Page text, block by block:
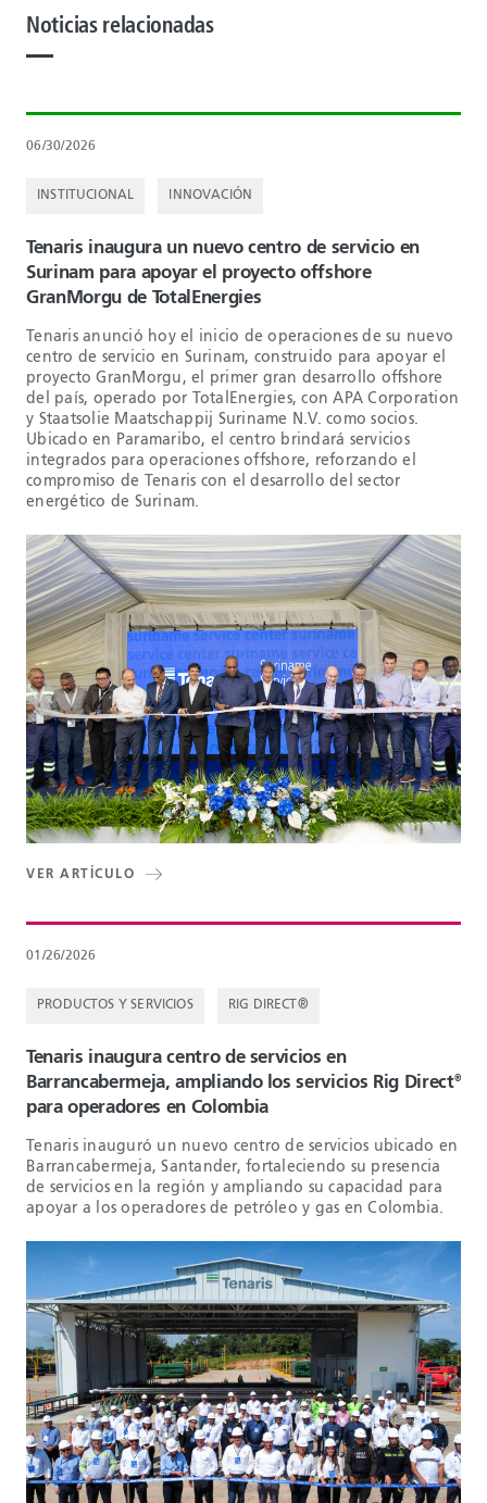
Noticias relacionadas
06/30/2026
INSTITUCIONAL INNOVACIÓN
Tenaris inaugura un nuevo centro de servicio en
Surinam para apoyar el proyecto offshore
GranMorgu de TotalEnergies
Tenaris anunció hoy el inicio de operaciones de su nuevo
centro de servicio en Surinam, construido para apoyar el
proyecto GranMorgu, el primer gran desarrollo offshore
del país, operado por TotalEnergies, con APA Corporation
y Staatsolie Maatschappij Suriname N.V. como socios.
Ubicado en Paramaribo, el centro brindará servicios
integrados para operaciones offshore, reforzando el
compromiso de Tenaris con el desarrollo del sector
energético de Surinam.
VER ARTÍCULO
01/26/2026
PRODUCTOS Y SERVICIOS RIG DIRECT®
Tenaris inaugura centro de servicios en
Barrancabermeja, ampliando los servicios Rig Direct®
para operadores en Colombia
Tenaris inauguró un nuevo centro de servicios ubicado en
Barrancabermeja, Santander, fortaleciendo su presencia
de servicios en la región y ampliando su capacidad para
apoyar a los operadores de petróleo y gas en Colombia.